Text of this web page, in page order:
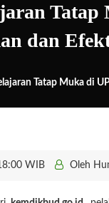
dan
Tatap Muka di
WIB Oleh